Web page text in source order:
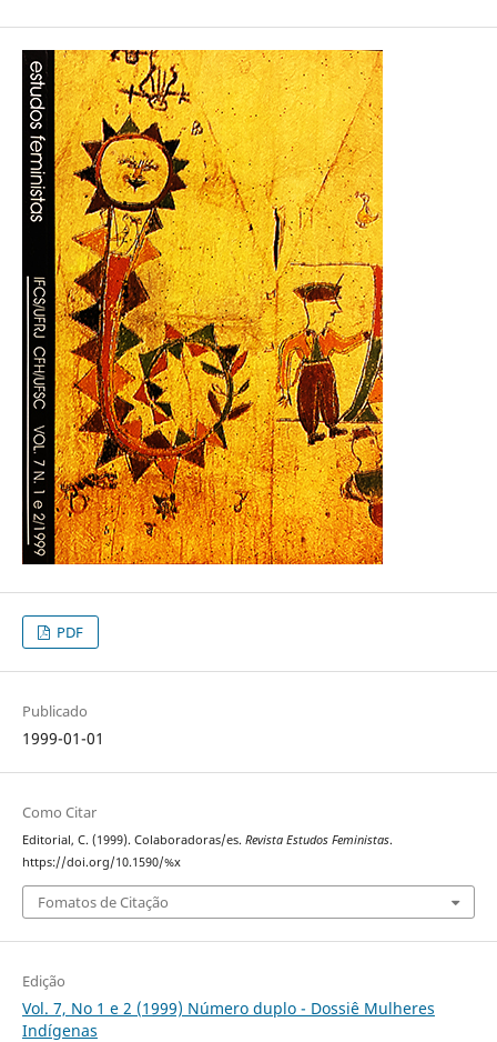
PDF
Publicado
1999-01-01
Como Citar
Editorial, C. (1999). Colaboradoras/es. Revista Estudos Feministas.
https://doi.org/10.1590/%x
Fomatos de Citação
Edição
Vol. 7, No 1 e 2 (1999) Número duplo - Dossiê Mulheres
Indígenas